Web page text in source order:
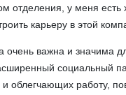
отделения, у меня
карьеру в этой
очень важна и значима
социальный
работу,